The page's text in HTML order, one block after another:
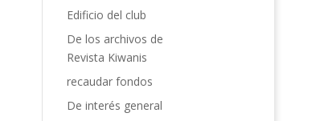
Edificio del club
De los archivos de
Revista Kiwanis
recaudar fondos
De interés general